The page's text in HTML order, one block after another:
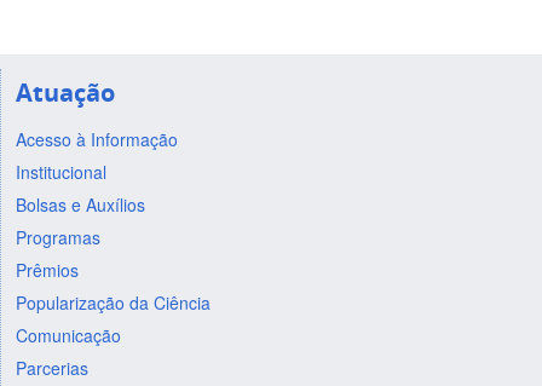
Atuação
Acesso à Informação
Institucional
Bolsas e Auxílios
Programas
Prêmios
Popularização da Ciência
Comunicação
Parcerias